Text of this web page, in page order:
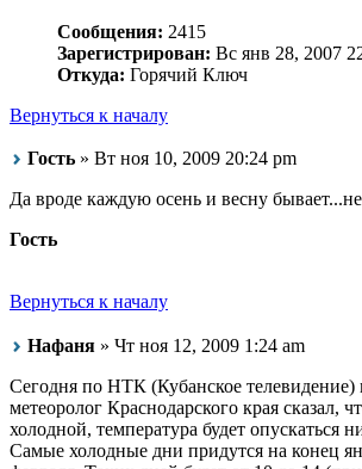
Сообщения: 2415
Зарегистрирован: Вс янв 28, 2007
Откуда: Горячий Ключ
Вернуться к началу
Гость » Вт ноя 10, 2009 20:24 pm
Да вроде каждую осень и весну
Гость
Вернуться к началу
Нафаня » Чт ноя 12, 2009 1:24 am
Сегодня по НТК (Кубанское телевидение)
метеоролог Краснодарского края сказал,
холодной, температура будет опускаться
Самые холодные дни придутся на конец